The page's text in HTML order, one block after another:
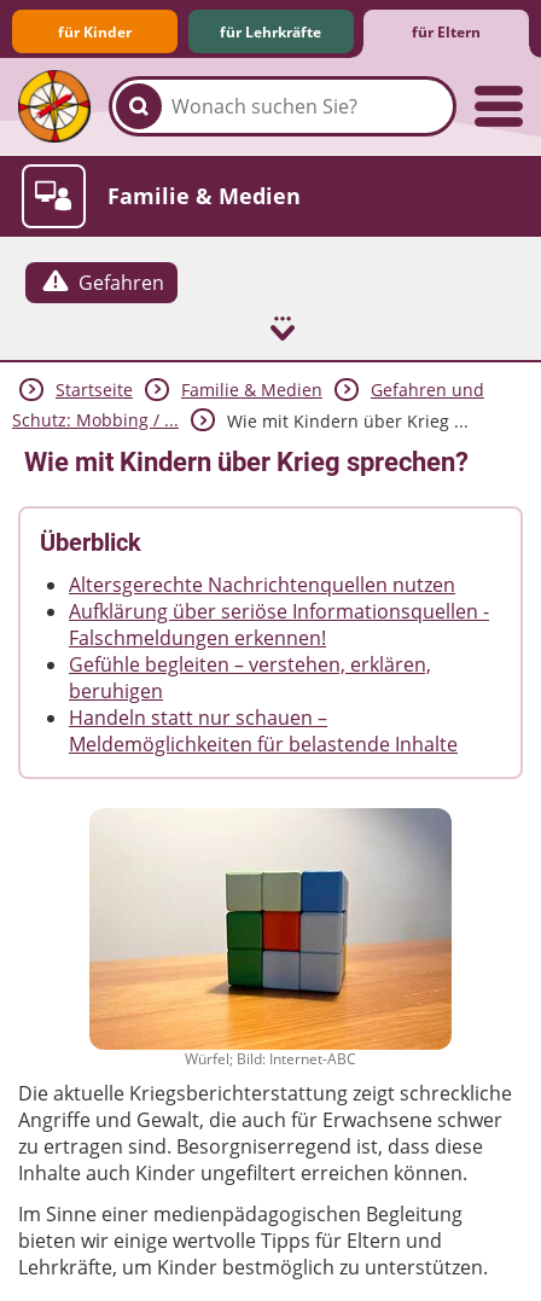
für Kinder für Lehrkräfte für Eltern
Familie & Medien
Gefahren
Spieletipps & Lernsoftware
Die Jüngsten im Netz
Lexikon
Aktuelles
Startseite Familie & Medien
Gefahren und
Schutz: Mobbing / ...
Wie mit Kindern über Krieg ...
Wie mit Kindern über Krieg sprechen?
Überblick
Altersgerechte Nachrichtenquellen nutzen
Aufklärung über seriöse Informationsquellen -
Falschmeldungen erkennen!
Gefühle begleiten – verstehen, erklären,
beruhigen
Handeln statt nur schauen –
Meldemöglichkeiten für belastende Inhalte
Würfel; Bild: Internet-ABC
Die aktuelle Kriegsberichterstattung zeigt schreckliche
Angriffe und Gewalt, die auch für Erwachsene schwer
zu ertragen sind. Besorgniserregend ist, dass diese
Inhalte auch Kinder ungefiltert erreichen können.
Im Sinne einer medienpädagogischen Begleitung
bieten wir einige wertvolle Tipps für Eltern und
Lehrkräfte, um Kinder bestmöglich zu unterstützen.